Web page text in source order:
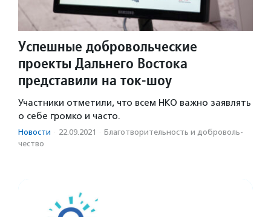
Успешные добровольческие
проекты Дальнего Востока
представили на ток-шоу
Участники отметили, что всем НКО важно заявлять
о себе громко и часто.
Новости · 22.09.2021 · Благотвори­тель­ность и доброволь­
чест­во